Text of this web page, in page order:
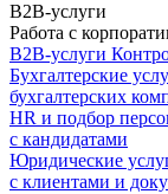
B2B-услуги
Работа с
B2B-услуги
Бухгалтерские
бухгалтерских
HR и подбор
с кандидатами
Юридические
с клиентами и